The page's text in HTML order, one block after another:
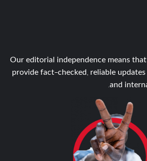
Our editorial independence means
provide fact-checked, reliable
and